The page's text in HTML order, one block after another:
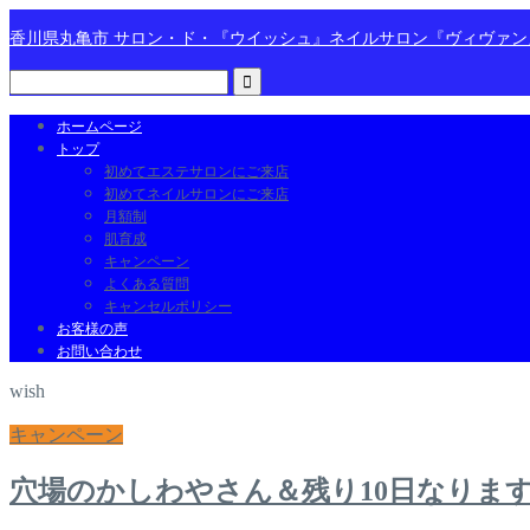
香川県丸亀市 サロン・ド・『ウイッシュ』ネイルサロン『ヴィヴァ
ホームページ
トップ
初めてエステサロンにご来店
初めてネイルサロンにご来店
月額制
肌育成
キャンペーン
よくある質問
キャンセルポリシー
お客様の声
お問い合わせ
wish
キャンペーン
穴場のかしわやさん＆残り10日なります